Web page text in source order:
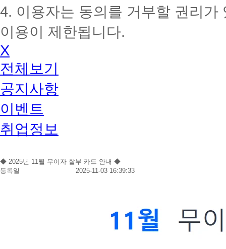
4. 이용자는 동의를 거부할 권리
이용이 제한됩니다.
X
전체보기
공지사항
이벤트
취업정보
◆ 2025년 11월 무이자 할부 카드 안내 ◆
등록일
2025-11-03 16:39:33